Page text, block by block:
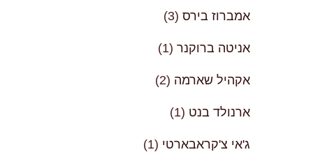
אמברוז בירס (3)
אניטה ברוקנר (1)
אקהיל שארמה (2)
ארנולד בנט (1)
ג'אי צ'קראבארטי (1)